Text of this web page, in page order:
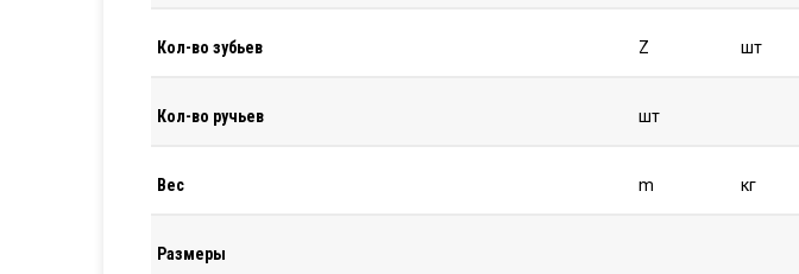
Кол-во зубьев Z шт
Кол-во ручьев шт
Вес m кг
Размеры